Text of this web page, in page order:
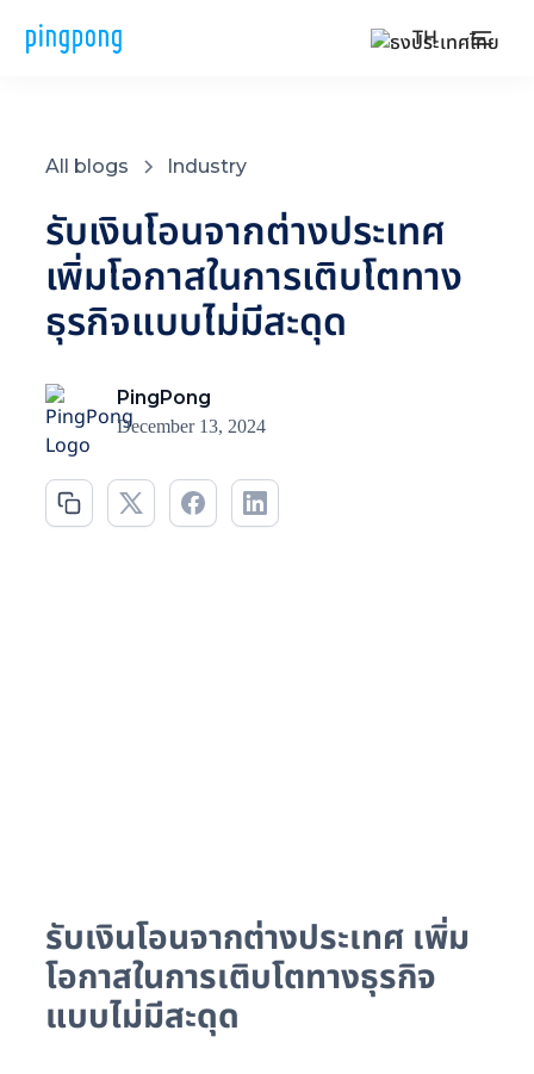
TH
All blogs Industry
รับเงินโอนจากต่างประเทศ
เพิ่มโอกาสในการเติบโตทาง
ธุรกิจแบบไม่มีสะดุด
PingPong
December 13, 2024
รับเงินโอนจากต่างประเทศ เพิ่ม
โอกาสในการเติบโตทางธุรกิจ
แบบไม่มีสะดุด